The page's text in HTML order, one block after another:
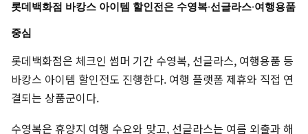
롯데백화점 바캉스 아이템 할인전은 수영복·선글라스·여행용품
중심
롯데백화점은 체크인 썸머 기간 수영복, 선글라스, 여행용품 등
바캉스 아이템 할인전도 진행한다. 여행 플랫폼 제휴와 직접 연
결되는 상품군이다.
수영복은 휴양지 여행 수요와 맞고, 선글라스는 여름 외출과 해